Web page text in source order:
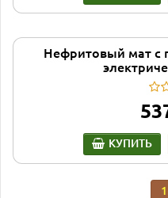
Нефритовый мат с
КУПИТЬ
1